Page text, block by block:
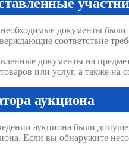
документы были
соответствие
документы на
или услуг, а также
аукциона
аукциона были
Если вы обнаружите